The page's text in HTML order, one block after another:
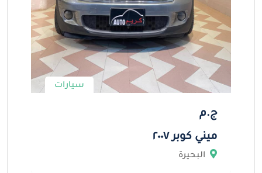
سيارات
ج.م
ميني كوبر ٢٠٠٧
البحيرة